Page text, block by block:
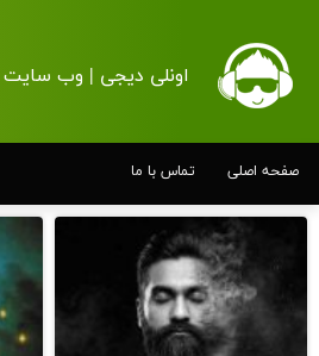
اونلی دیجی | وب سایت
صفحه اصلی تماس با ما